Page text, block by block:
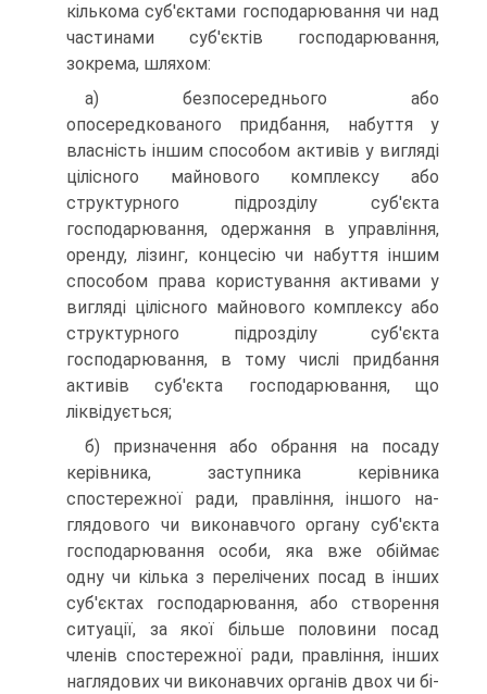
кількома суб'єктами господарювання чи над
частинами суб'єктів господарювання,
зокрема, шляхом:
а) безпосереднього або
опосередкованого придбання, на­буття у
власність іншим способом активів у вигляді
цілісного майнового комплексу або
структурного підрозділу суб'єкта
господарювання, одержання в управління,
оренду, лізинг, концесію чи набуття іншим
способом права користування активами у
вигляді цілісного майнового комплексу або
струк­турного підрозділу суб'єкта
господарювання, в тому числі придбання
активів суб'єкта господарювання, що
ліквідується;
б) призначення або обрання на посаду
керівника, засту­пника керівника
спостережної ради, правління, іншого на­
глядового чи виконавчого органу суб'єкта
господарювання особи, яка вже обіймає
одну чи кілька з перелічених посад в інших
суб'єктах господарювання, або створення
ситуації, за якої більше половини посад
членів спостережної ради, прав­ління, інших
наглядових чи виконавчих органів двох чи бі­